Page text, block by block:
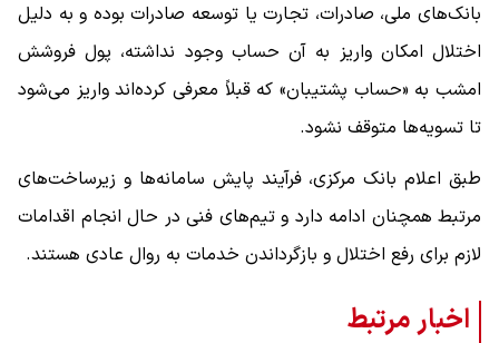
بانک‌های ملی، صادرات، تجارت یا توسعه صادرات بوده و به دلیل
اختلال امکان واریز به آن حساب وجود نداشته، پول فروشش
امشب به «حساب پشتیبان» که قبلاً معرفی کرده‌اند واریز می‌شود
تا تسویه‌ها متوقف نشود.
طبق اعلام بانک مرکزی، فرآیند پایش سامانه‌ها و زیرساخت‌های
مرتبط همچنان ادامه دارد و تیم‌های فنی در حال انجام اقدامات
لازم برای رفع اختلال و بازگرداندن خدمات به روال عادی هستند.
اخبار مرتبط